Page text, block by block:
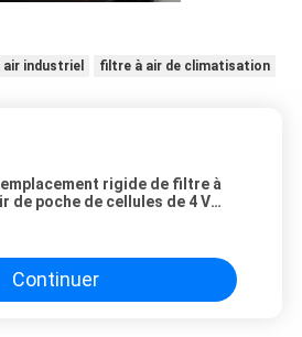
industriel filtre à air de climatisation
rigide de filtre à
de poche de cellules de 4 V
Continuer